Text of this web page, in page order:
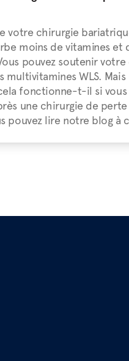
votre chirurgie
moins de vitamines et
pouvez soutenir
multivitamines WLS. Mais
fonctionne-t-il si vous
une chirurgie de
pouvez lire notre blog à